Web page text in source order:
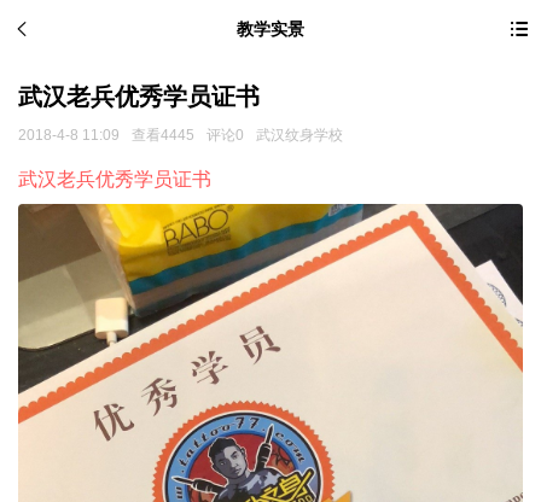
教学实景
武汉老兵优秀学员证书
2018-4-8 11:09 查看4445 评论0 武汉纹身学校
武汉老兵优秀学员证书